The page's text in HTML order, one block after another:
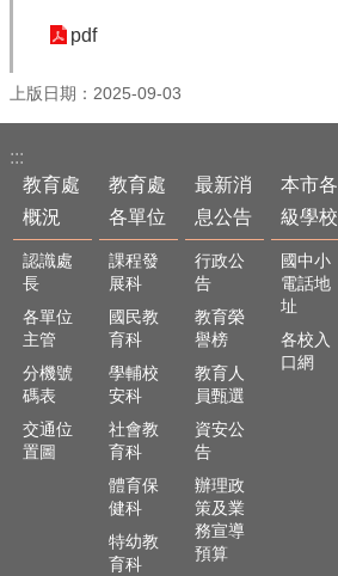
消
息
公
告
本
市
各
學
校
教
網
中
pdf
上版日期：2025-09-03
:::
教育處
概況
認識處
長
各單位
主管
分機號
碼表
交通位
置圖
教育處
各單位
課程發
展科
國民教
育科
學輔校
安科
社會教
育科
體育保
健科
特幼教
育科
最新消
息公告
行政公
告
教育榮
譽榜
教育人
員甄選
資安公
告
辦理政
策及業
務宣導
預算
本市各
級學校
國中小
電話地
址
各校入
口網